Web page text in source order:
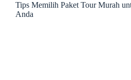
Tips Memilih Paket Tour Murah
Anda